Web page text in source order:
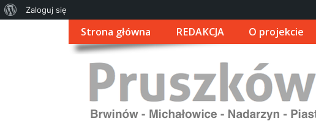
Strona główna REDAKCJA O projekcie
Zaloguj się